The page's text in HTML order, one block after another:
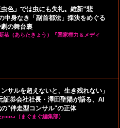
虫色」では虫にも失礼。維新“悲
中身なき「副首都法」採決をめぐる
の舞台裏
恭（あらたきょう）『国家権力＆メディ
ンサルを超えないと、生き残れない」
証券会社社長・澤田聖陽が語る、AI
"伴走型コンサル"の正体
（まぐまぐ編集部）